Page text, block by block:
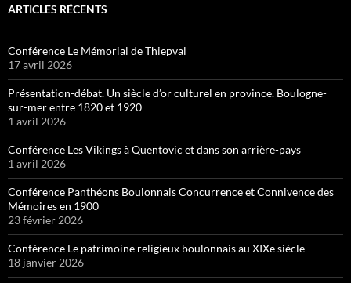
ARTICLES RÉCENTS
Conférence Le Mémorial de Thiepval
17 avril 2026
Présentation-débat. Un siècle d’or culturel en province. Boulogne-
sur-mer entre 1820 et 1920
1 avril 2026
Conférence Les Vikings à Quentovic et dans son arrière-pays
1 avril 2026
Conférence Panthéons Boulonnais Concurrence et Connivence des
Mémoires en 1900
23 février 2026
Conférence Le patrimoine religieux boulonnais au XIXe siècle
18 janvier 2026